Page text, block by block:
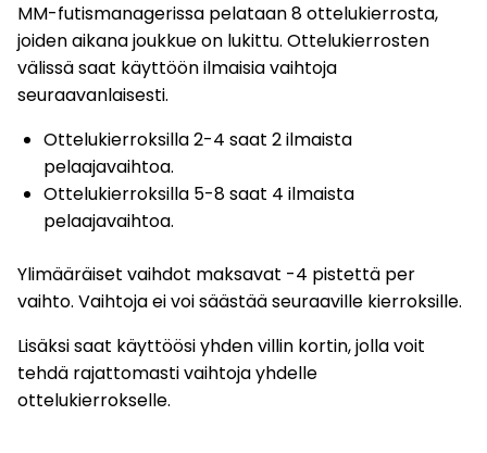
MM-futismanagerissa pelataan 8 ottelukierrosta,
joiden aikana joukkue on lukittu. Ottelukierrosten
välissä saat käyttöön ilmaisia vaihtoja
seuraavanlaisesti.
Ottelukierroksilla 2-4 saat 2 ilmaista
pelaajavaihtoa.
Ottelukierroksilla 5-8 saat 4 ilmaista
pelaajavaihtoa.
Ylimääräiset vaihdot maksavat -4 pistettä per
vaihto. Vaihtoja ei voi säästää seuraaville kierroksille.
Lisäksi saat käyttöösi yhden villin kortin, jolla voit
tehdä rajattomasti vaihtoja yhdelle
ottelukierrokselle.